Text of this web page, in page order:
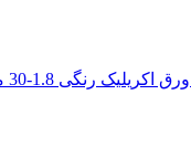
برای تابلوی تابلوهای فضای باز